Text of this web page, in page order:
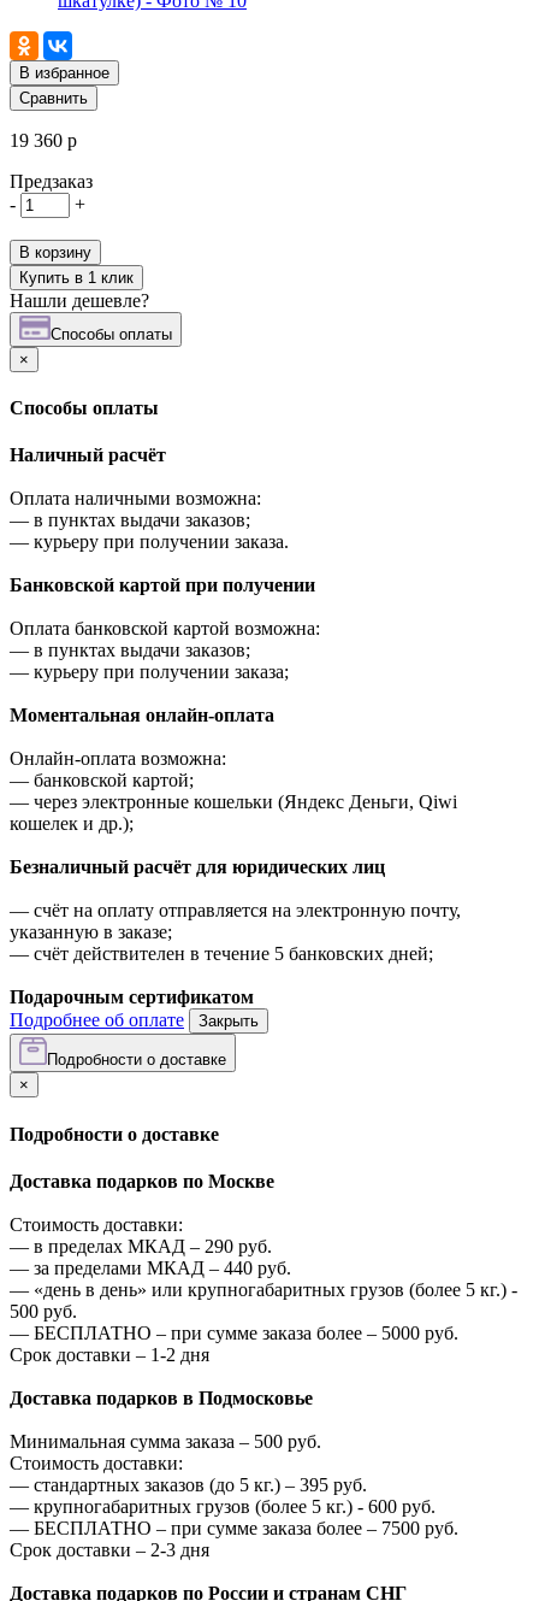
В избранное
Сравнить
19 360 р
Предзаказ
-
+
В корзину
Купить в 1 клик
Нашли дешевле?
Cпособы оплаты
×
Cпособы оплаты
Наличный расчёт
Оплата наличными возможна:
— в пунктах выдачи заказов;
— курьеру при получении заказа.
Банковской картой при получении
Оплата банковской картой возможна:
— в пунктах выдачи заказов;
— курьеру при получении заказа;
Моментальная онлайн-оплата
Онлайн-оплата возможна:
— банковской картой;
— через электронные кошельки (Яндекс Деньги, Qiwi
кошелек и др.);
Безналичный расчёт для юридических лиц
— счёт на оплату отправляется на электронную почту,
указанную в заказе;
— счёт действителен в течение 5 банковских дней;
Подарочным сертификатом
Подробнее об оплате
Закрыть
Подробности о доставке
×
Подробности о доставке
Доставка подарков по Москве
Стоимость доставки:
— в пределах МКАД – 290 руб.
— за пределами МКАД – 440 руб.
— «день в день» или крупногабаритных грузов (более 5 кг.) -
500 руб.
— БЕСПЛАТНО – при сумме заказа более – 5000 руб.
Срок доставки – 1-2 дня
Доставка подарков в Подмосковье
Минимальная сумма заказа – 500 руб.
Стоимость доставки:
— стандартных заказов (до 5 кг.) – 395 руб.
— крупногабаритных грузов (более 5 кг.) - 600 руб.
— БЕСПЛАТНО – при сумме заказа более – 7500 руб.
Срок доставки – 2-3 дня
Доставка подарков по России и странам СНГ